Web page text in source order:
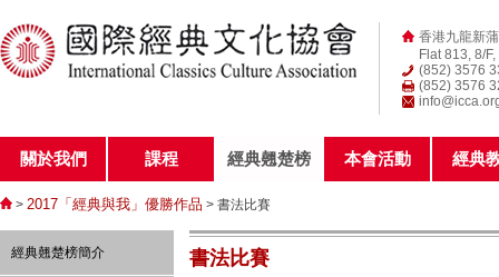
香港九龍新
Flat 813, 8/
(852) 3576
(852) 3576
關於我們 課程 經典翹楚榜 本會活動 經典
> 2017「經典與我」優勝作品 > 書法比賽
經典翹楚榜簡介 書法比賽